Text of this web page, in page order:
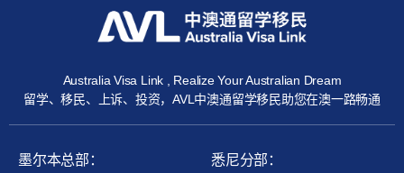
Australia Visa Link , Realize Your Australian Dream
留学、移民、上诉、投资，AVL中澳通留学移民助您在澳一路畅通
墨尔本总部： 悉尼分部：